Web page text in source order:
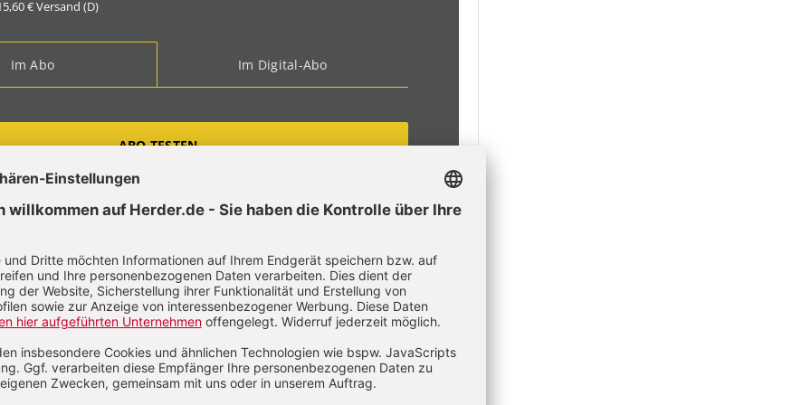
€ Versand (D)
Im Abo Im Digital-Abo
ABO TESTEN
Anmelden
Dorothea Biersack